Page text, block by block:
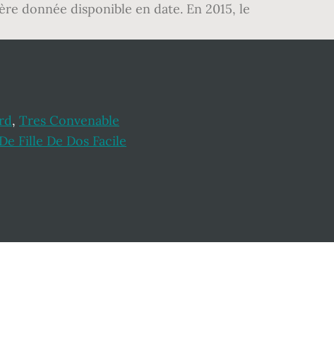
donnée disponible en date. En 2015, le
, Tres Convenable
Fille De Dos Facile